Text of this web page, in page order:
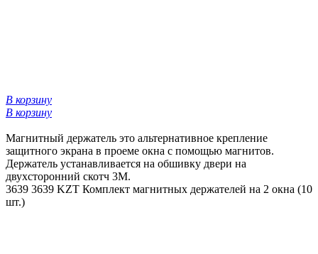
В корзину
В корзину
Магнитный держатель это альтернативное крепление
защитного экрана в проеме окна с помощью магнитов.
Держатель устанавливается на обшивку двери на
двухсторонний скотч 3М.
3639 3639 KZT Комплект магнитных держателей на 2 окна (10
шт.)